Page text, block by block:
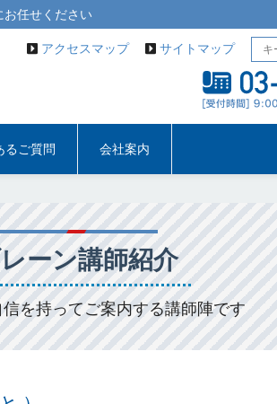
お任せください
アクセスマップ サイトマップ
るご質問 会社案内
ーン講師紹介
を持ってご案内する講師陣です